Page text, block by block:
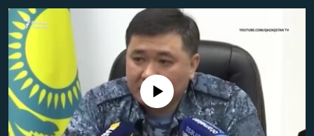
АРНАЙЫ ЖОБАЛАР
Русский
ЖАЗЫЛЫҢЫЗNo media source currently available